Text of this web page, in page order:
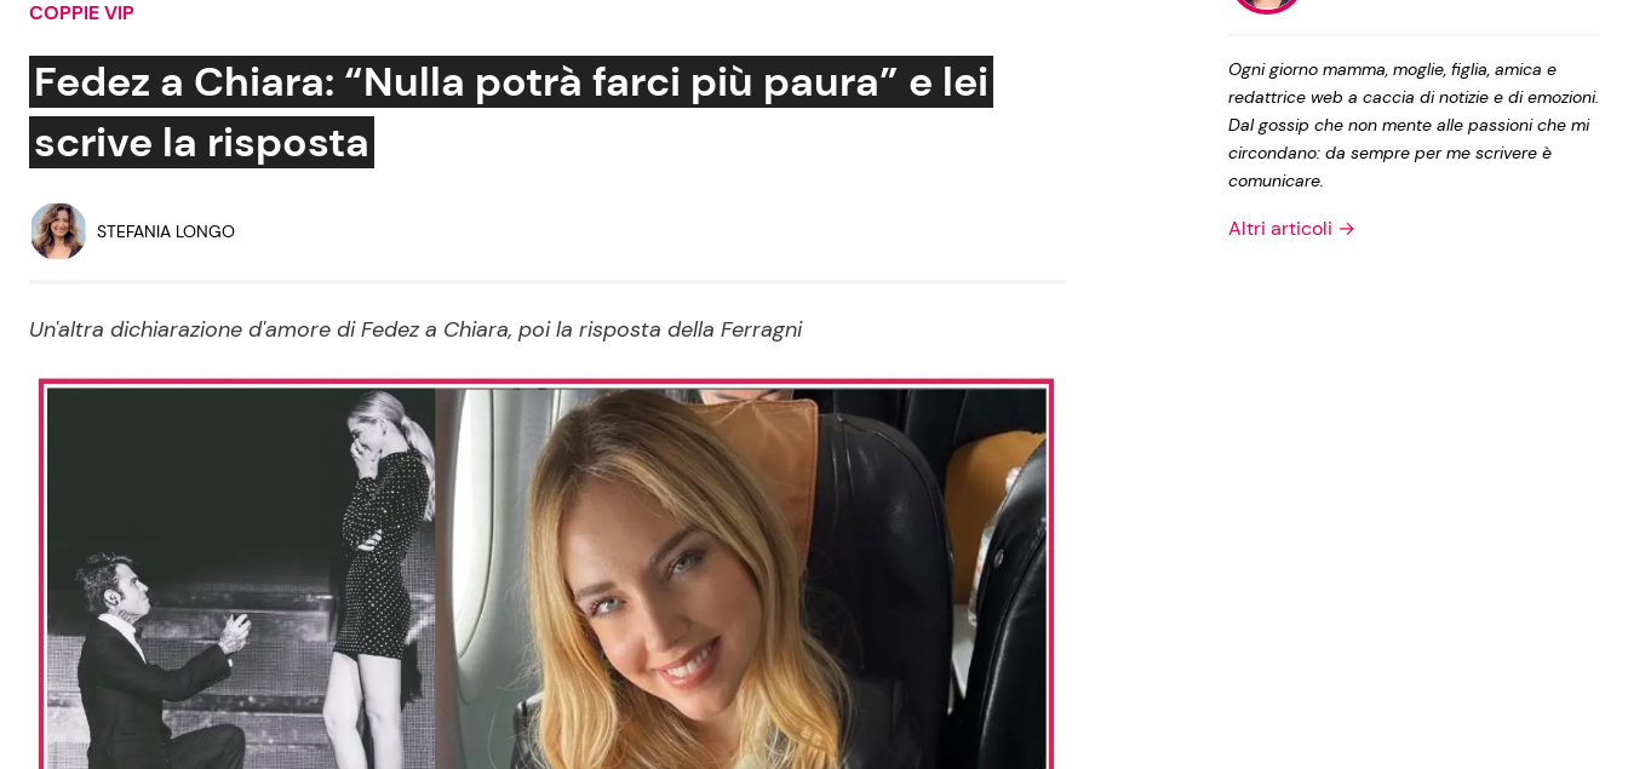
Social News
News dal mondo
Mondo Mamma
Salute
Viaggi e Turismo
Festività
Le Ricette in TV
Ricette Facili e Veloci
Ricette Feste
Ricette per Bambini
Privacy Policy
COPPIE VIP
Fedez a Chiara: “Nulla potrà farci più paura” e lei
scrive la risposta
STEFANIA LONGO
Un'altra dichiarazione d'amore di Fedez a Chiara, poi la risposta della Ferragni
Ogni giorno mamma, moglie, figlia, amica e
redattrice web a caccia di notizie e di emozioni.
Dal gossip che non mente alle passioni che mi
circondano: da sempre per me scrivere è
comunicare.
Altri articoli →